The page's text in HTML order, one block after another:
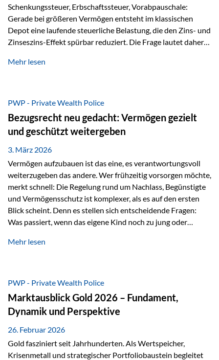
Schenkungssteuer, Erbschaftssteuer, Vorabpauschale:
Gerade bei größeren Vermögen entsteht im klassischen
Depot eine laufende steuerliche Belastung, die den Zins- und
Zinseszins-Effekt spürbar reduziert. Die Frage lautet daher:
nicht laufend Kapital entziehen – sondern möglichst lange im
Privatdepot fallen an: Abgeltungssteuer Fondsbesteuerung
(Vorabpauschale, Teilfreistellung) Kein steuerlicher Abzug
der Vermögensverwaltungs-Gebühren /
Depotbankgebühren Jährliches Steuerreporting erforderlich
Zinsen, Dividenden und Kursgewinne werden laufend
besteuert.
Mehr lesen
PWP - Private Wealth Police
Bezugsrecht neu gedacht: Vermögen gezielt
und geschützt weitergeben
3. März 2026
Vermögen aufzubauen ist das eine, es verantwortungsvoll
weiterzugeben das andere. Wer frühzeitig vorsorgen möchte,
merkt schnell: Die Regelung rund um Nachlass, Begünstigte
und Vermögensschutz ist komplexer, als es auf den ersten
Blick scheint. Denn es stellen sich entscheidende Fragen:
Was passiert, wenn das eigene Kind noch zu jung oder
verwalten? Wie kann verhindert werden, dass Ex-Partner,
unbürokratisch übertragen, ohne ausschließlich auf ein
Testament angewiesen zu sein? Wenn klassische Lösungen
nicht ausreichen Traditionelle Nachlassregelungen stoßen
oft…
Mehr lesen
PWP - Private Wealth Police
Marktausblick Gold 2026 – Fundament,
Dynamik und Perspektive
26. Februar 2026
Gold fasziniert seit Jahrhunderten. Als Wertspeicher,
Krisenmetall und strategischer Portfoliobaustein begleitet